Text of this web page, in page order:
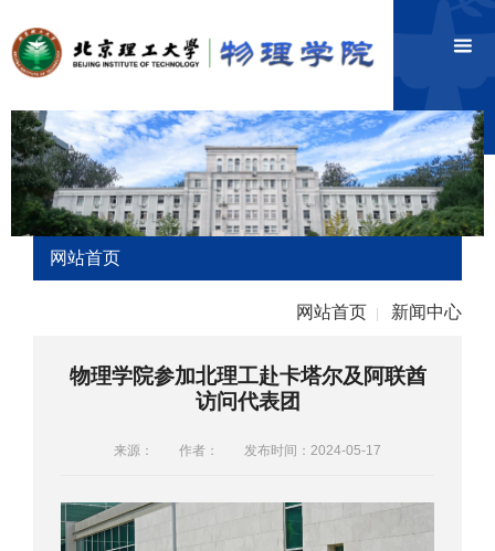
网站首页
网站首页 新闻中心
物理学院参加北理工赴卡塔尔及阿联酋
访问代表团
来源： 作者： 发布时间：2024-05-17